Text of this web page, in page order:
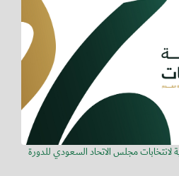
لانتخابات مجلس الاتحاد السعودي للدورة